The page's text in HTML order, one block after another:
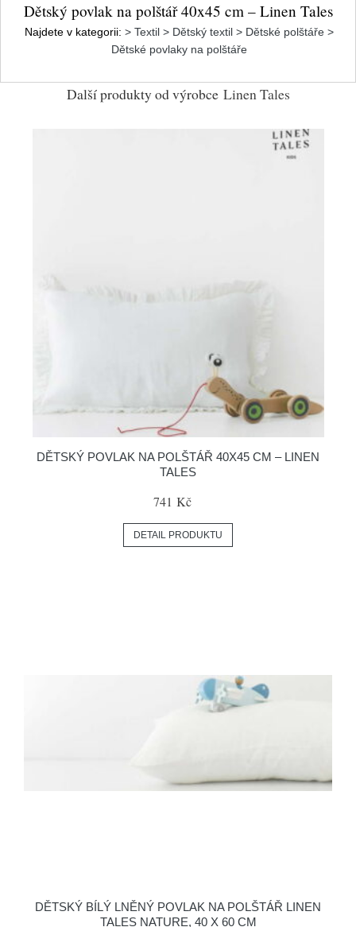
Dětský povlak na polštář 40x45 cm – Linen Tales
Najdete v kategorii: > Textil > Dětský textil > Dětské polštáře >
Dětské povlaky na polštáře
Další produkty od výrobce Linen Tales
DĚTSKÝ POVLAK NA POLŠTÁŘ 40X45 CM – LINEN
TALES
741 Kč
DETAIL PRODUKTU
DĚTSKÝ BÍLÝ LNĚNÝ POVLAK NA POLŠTÁŘ LINEN
TALES NATURE, 40 X 60 CM